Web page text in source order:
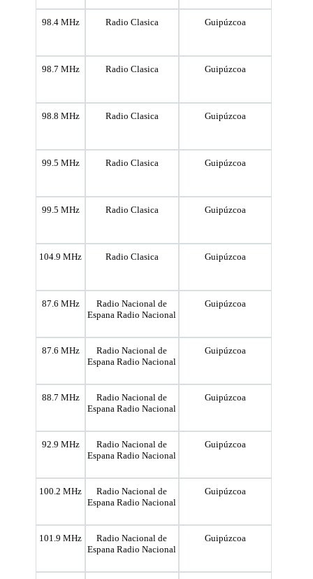
98.4 MHz Radio Clasica Guipúzcoa
98.7 MHz Radio Clasica Guipúzcoa
98.8 MHz Radio Clasica Guipúzcoa
99.5 MHz Radio Clasica Guipúzcoa
99.5 MHz Radio Clasica Guipúzcoa
104.9 MHz Radio Clasica Guipúzcoa
87.6 MHz
Radio Nacional de
Espana Radio Nacional
Guipúzcoa
87.6 MHz
Radio Nacional de
Espana Radio Nacional
Guipúzcoa
88.7 MHz
Radio Nacional de
Espana Radio Nacional
Guipúzcoa
92.9 MHz
Radio Nacional de
Espana Radio Nacional
Guipúzcoa
100.2 MHz
Radio Nacional de
Espana Radio Nacional
Guipúzcoa
101.9 MHz
Radio Nacional de
Espana Radio Nacional
Guipúzcoa